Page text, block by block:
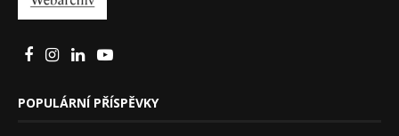
POPULÁRNÍ PŘÍSPĚVKY